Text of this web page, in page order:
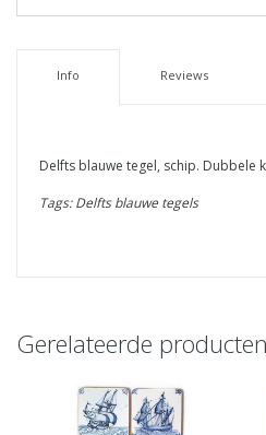
Info Reviews
Delfts blauwe tegel, schip. Dubbele
Tags: Delfts blauwe tegels
Gerelateerde producten